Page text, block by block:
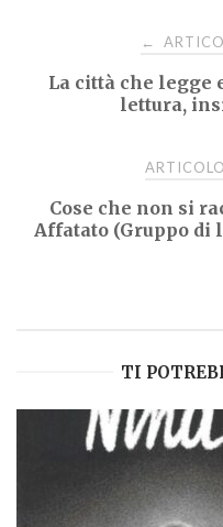
Navigazione
articoli
←
La città che legge
lettura,
Cose che non si
Affatato (Gruppo di
TI